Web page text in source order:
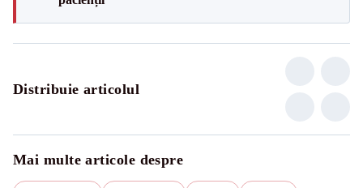
Distribuie articolul
Mai multe articole despre